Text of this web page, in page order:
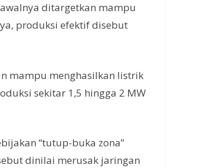
ditargetkan mampu
produksi efektif disebut
mampu menghasilkan listrik
sekitar 1,5 hingga 2 MW
“tutup-buka zona”
dinilai merusak jaringan